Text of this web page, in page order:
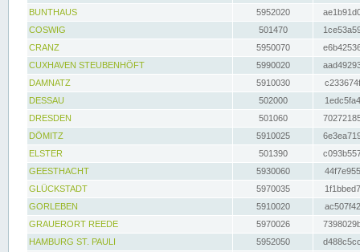
BUNTHAUS
5952020
COSWIG
501470
CRANZ
5950070
CUXHAVEN STEUBENHÖFT
5990020
DAMNATZ
5910030
DESSAU
502000
DRESDEN
501060
DÖMITZ
5910025
ELSTER
501390
GEESTHACHT
5930060
GLÜCKSTADT
5970035
GORLEBEN
5910020
GRAUERORT REEDE
5970026
HAMBURG ST. PAULI
5952050